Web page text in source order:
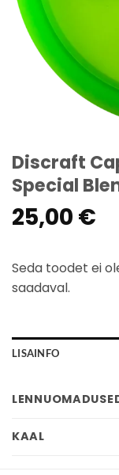
Discraft
Special
25,00 €
Seda toodet ei
saadaval.
LISAINFO
KAAL